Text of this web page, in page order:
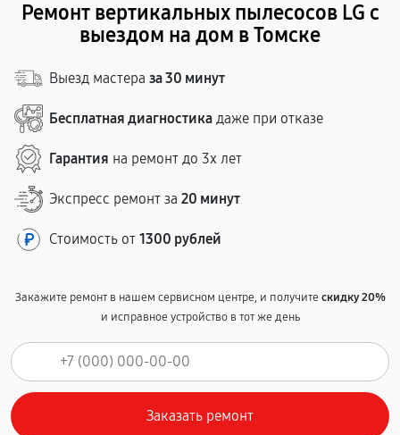
Ремонт вертикальных пылесосов LG с
выездом на дом в Томске
Выезд мастера за 30 минут
Бесплатная диагностика даже при отказе
Гарантия на ремонт до 3х лет
Экспресс ремонт за 20 минут
Стоимость от 1300 рублей
Закажите ремонт в нашем сервисном центре, и получитескидку 20%
и исправное устройство в тот же день